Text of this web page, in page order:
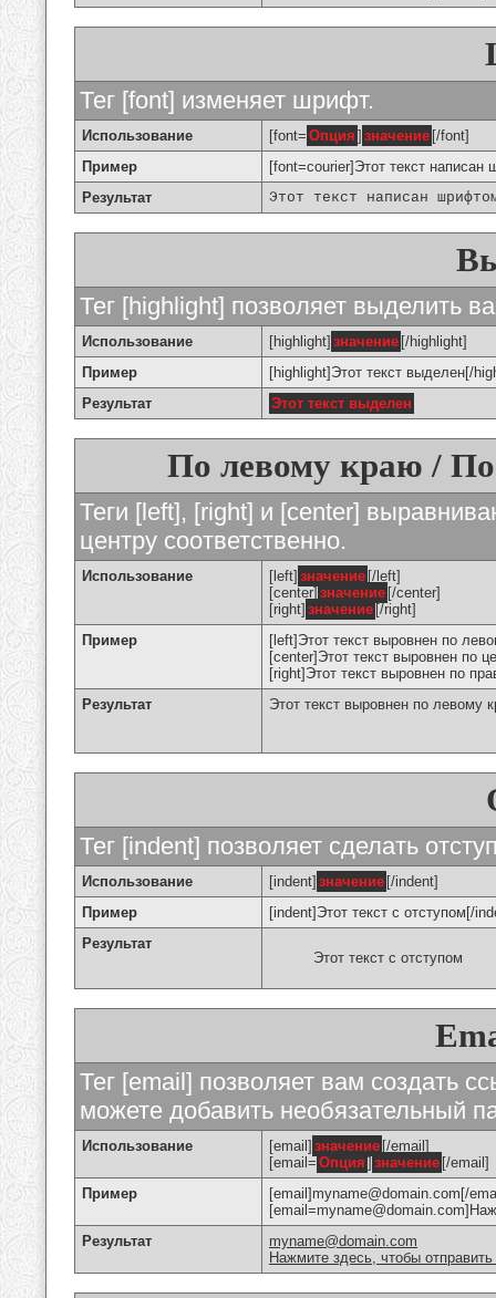
Тег [font] изменяет шрифт.
Использование [font= Опция ] значение [/font]
Пример
[font=courier]Этот текст
Результат
Этот текст написан
Тег [highlight] позволяет выделить
Использование [highlight] значение [/highlight]
Пример
[highlight]Этот текст выделен[/
Результат
Этот текст выделен
По левому краю /
Теги [left], [right] и [center]
центру соответственно.
Использование [left] значение [/left]
[center] значение [/center]
[right] значение [/right]
Пример
[left]Этот текст выровнен по
[center]Этот текст выровнен по
[right]Этот текст выровнен по
Результат
Этот текст выровнен по левому
Тег [indent] позволяет сделать
Использование [indent] значение [/indent]
Пример
[indent]Этот текст с отступом[/
Результат
Этот текст с отступом
Тег [email] позволяет вам создать
можете добавить необязательный
Использование [email] значение [/email]
[email= Опция ] значение [/email]
Пример
[email]myname@domain.com[/
Результат
myname@domain.com
Нажмите здесь, чтобы